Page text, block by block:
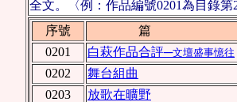
全文。〈例：作品編號0201為目錄第
序號
篇
0201
白萩作品合評─文壇盛事憶往
0202
舞台組曲
0203
放歌在曠野